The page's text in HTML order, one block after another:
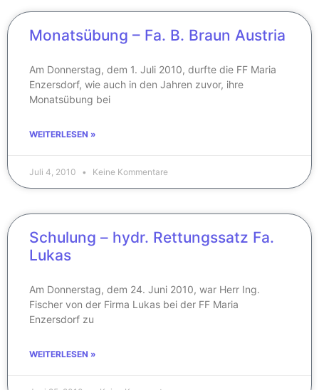
Monatsübung – Fa. B. Braun Austria
Am Donnerstag, dem 1. Juli 2010, durfte die FF Maria
Enzersdorf, wie auch in den Jahren zuvor, ihre
Monatsübung bei
WEITERLESEN »
Juli 4, 2010 Keine Kommentare
Schulung – hydr. Rettungssatz Fa.
Lukas
Am Donnerstag, dem 24. Juni 2010, war Herr Ing.
Fischer von der Firma Lukas bei der FF Maria
Enzersdorf zu
WEITERLESEN »